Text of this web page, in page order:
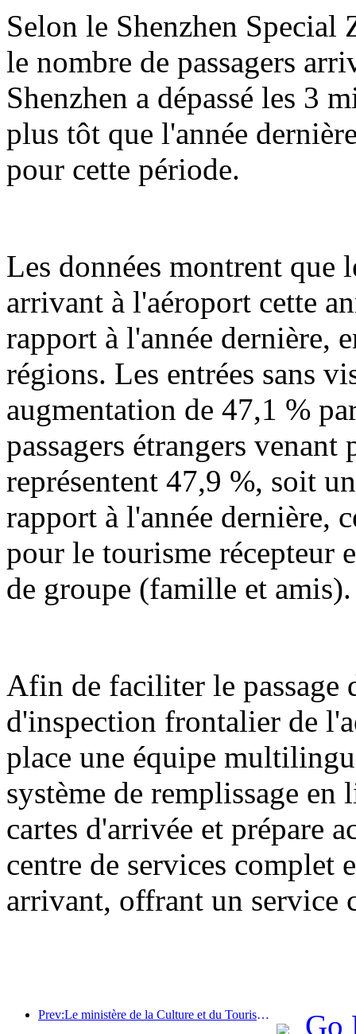
Selon le Shenzhen
le nombre de passagers
Shenzhen a dépassé les 3
plus tôt que l'année
pour cette période.
Les données montrent que
arrivant à l'aéroport cette
rapport à l'année dernière,
régions. Les entrées sans
augmentation de 47,1 %
passagers étrangers
représentent 47,9 %, soit
rapport à l'année dernière,
pour le tourisme récepteur
de groupe (famille et amis).
Afin de faciliter le passage
d'inspection frontalier de
place une équipe
système de remplissage
cartes d'arrivée et prépare
centre de services complet
arrivant, offrant un service
Prev:Le ministère de la Culture et du Tourisme a indiqué qu'en 2025, 16 994 sites touristiques de niveau A ont accueilli 7,51 milliards de visiteurs, générant des recettes touristiques de 554,49 milliards de yuans. Go